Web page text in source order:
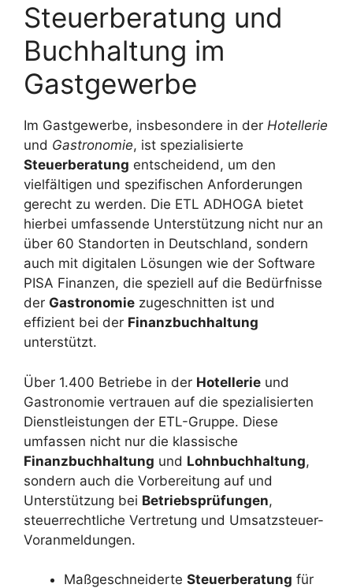
Steuerberatung und
Buchhaltung im
Gastgewerbe
Im Gastgewerbe, insbesondere in der Hotellerie
und Gastronomie, ist spezialisierte
Steuerberatung entscheidend, um den
vielfältigen und spezifischen Anforderungen
gerecht zu werden. Die ETL ADHOGA bietet
hierbei umfassende Unterstützung nicht nur an
über 60 Standorten in Deutschland, sondern
auch mit digitalen Lösungen wie der Software
PISA Finanzen, die speziell auf die Bedürfnisse
der Gastronomie zugeschnitten ist und
effizient bei der Finanzbuchhaltung
unterstützt.
Über 1.400 Betriebe in der Hotellerie und
Gastronomie vertrauen auf die spezialisierten
Dienstleistungen der ETL-Gruppe. Diese
umfassen nicht nur die klassische
Finanzbuchhaltung und Lohnbuchhaltung,
sondern auch die Vorbereitung auf und
Unterstützung bei Betriebsprüfungen,
steuerrechtliche Vertretung und Umsatzsteuer-
Voranmeldungen.
Maßgeschneiderte Steuerberatung für